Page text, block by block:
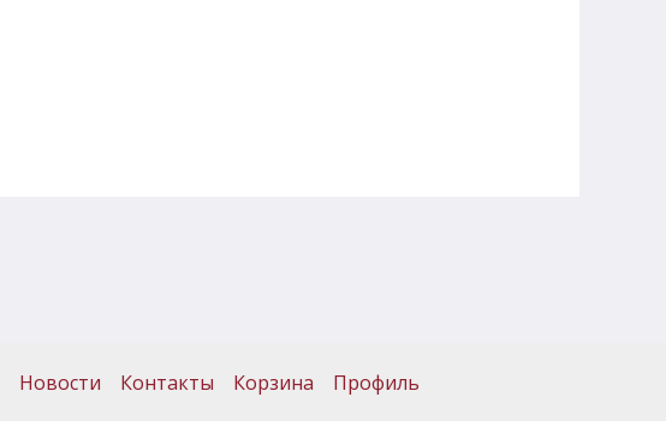
Новости Контакты Корзина Профиль